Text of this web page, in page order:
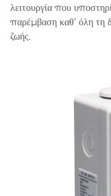
λειτουργία που
παρέμβαση καθ’ όλη τη
ζωής.